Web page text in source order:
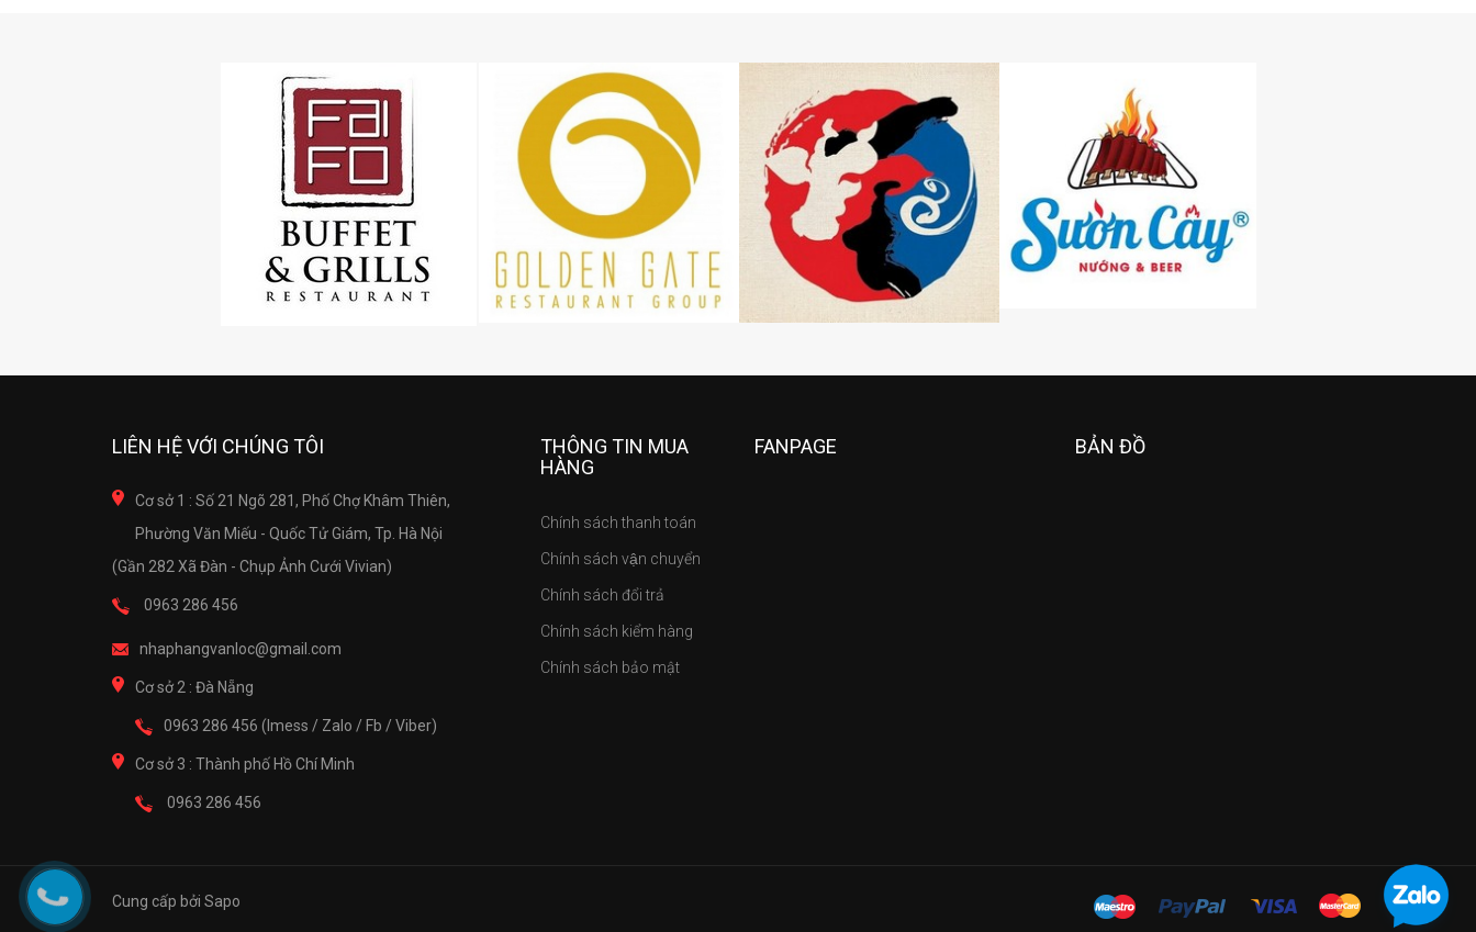
LIÊN HỆ VỚI CHÚNG TÔI
Cơ sở 1 : Số 21 Ngõ 281, Phố Chợ Khâm Thiên,
Phường Văn Miếu - Quốc Tử Giám, Tp. Hà Nội
(Gần 282 Xã Đàn - Chụp Ảnh Cưới Vivian)
0963 286 456
nhaphangvanloc@gmail.com
Cơ sở 2 : Đà Nẵng
0963 286 456 (Imess / Zalo / Fb / Viber)
Cơ sở 3 : Thành phố Hồ Chí Minh
0963 286 456
THÔNG TIN MUA
HÀNG
Chính sách thanh toán
Chính sách vận chuyển
Chính sách đổi trả
Chính sách kiểm hàng
Chính sách bảo mật
FANPAGE BẢN ĐỒ
Cung cấp bởi Sapo